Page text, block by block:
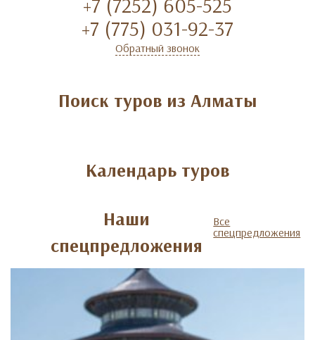
+7 (775) 031-92-37
Обратный звонок
Поиск туров из Алматы
Календарь туров
Наши
спецпредложения
Все
спецпредложения